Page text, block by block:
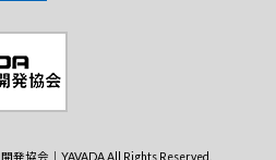
発協会｜YAVADA All Rights Reserved.